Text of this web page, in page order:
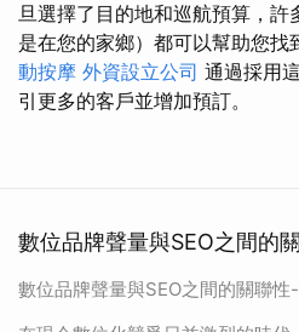
旦選擇了目的地和巡航預算，許
是在您的家鄉）都可以幫助您找
動按摩 外資設立公司 通過採用
引更多的客戶並增加預訂。
數位品牌聲量與SEO之間的
數位品牌聲量與SEO之間的關聯性